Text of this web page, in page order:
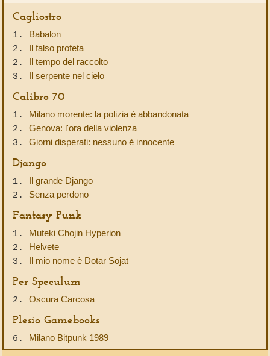
Cagliostro
1. Babalon
2. Il falso profeta
2. Il tempo del raccolto
3. Il serpente nel cielo
Calibro 70
1. Milano morente: la polizia è abbandonata
2. Genova: l'ora della violenza
3. Giorni disperati: nessuno è innocente
Django
1. Il grande Django
2. Senza perdono
Fantasy Punk
1. Muteki Chojin Hyperion
2. Helvete
3. Il mio nome è Dotar Sojat
Per Speculum
2. Oscura Carcosa
Plesio Gamebooks
6. Milano Bitpunk 1989